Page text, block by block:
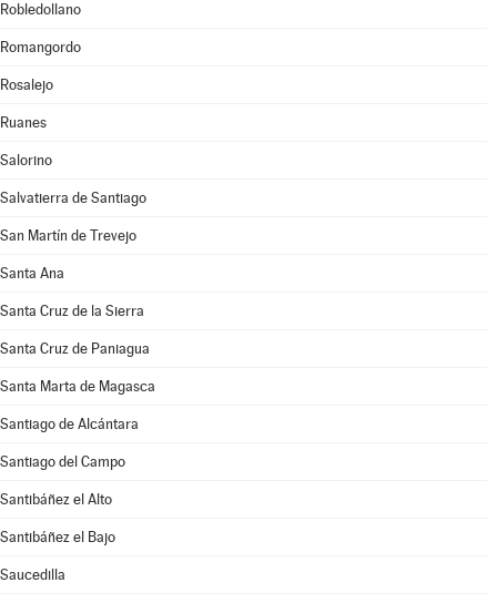
Robledollano
Romangordo
Rosalejo
Ruanes
Salorino
Salvatierra de Santiago
San Martín de Trevejo
Santa Ana
Santa Cruz de la Sierra
Santa Cruz de Paniagua
Santa Marta de Magasca
Santiago de Alcántara
Santiago del Campo
Santibáñez el Alto
Santibáñez el Bajo
Saucedilla